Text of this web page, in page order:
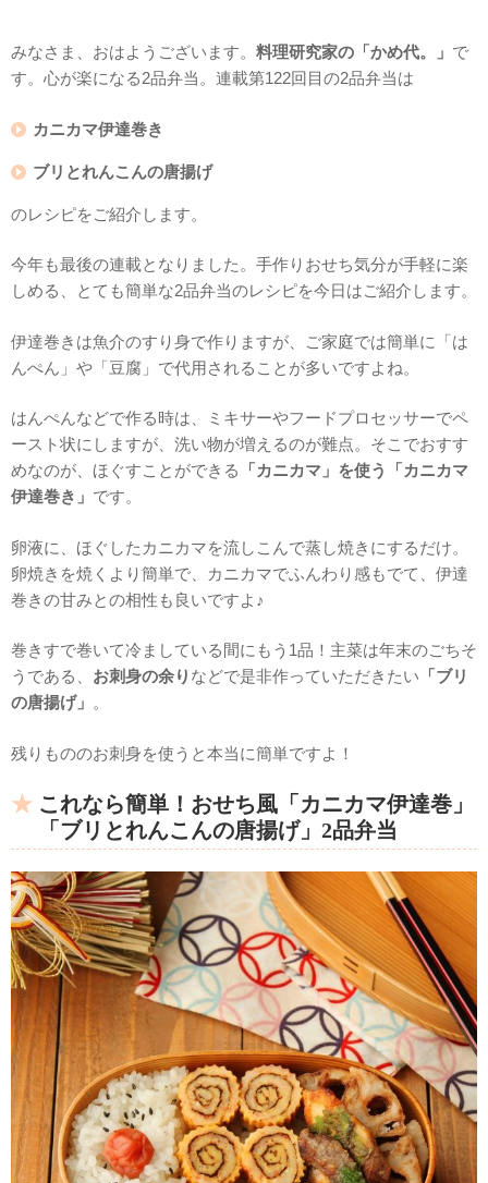
みなさま、おはようございます。 料理研究家の「かめ代。」 で
す。心が楽になる2品弁当。連載第122回目の2品弁当は
カニカマ伊達巻き
ブリとれんこんの唐揚げ
のレシピをご紹介します。
今年も最後の連載となりました。手作りおせち気分が手軽に楽
しめる、とても簡単な2品弁当のレシピを今日はご紹介します。
伊達巻きは魚介のすり身で作りますが、ご家庭では簡単に「は
んぺん」や「豆腐」で代用されることが多いですよね。
はんぺんなどで作る時は、ミキサーやフードプロセッサーでペ
ースト状にしますが、洗い物が増えるのが難点。そこでおすす
めなのが、ほぐすことができる
「カニカマ」を使う「カニカマ
伊達巻き」 です。
卵液に、ほぐしたカニカマを流しこんで蒸し焼きにするだけ。
卵焼きを焼くより簡単で、カニカマでふんわり感もでて、伊達
巻きの甘みとの相性も良いですよ♪
巻きすで巻いて冷ましている間にもう1品！主菜は年末のごちそ
うである、 お刺身の余り などで是非作っていただきたい 「ブリ
の唐揚げ」 。
残りもののお刺身を使うと本当に簡単ですよ！
これなら簡単！おせち風「カニカマ伊達巻」
「ブリとれんこんの唐揚げ」2品弁当